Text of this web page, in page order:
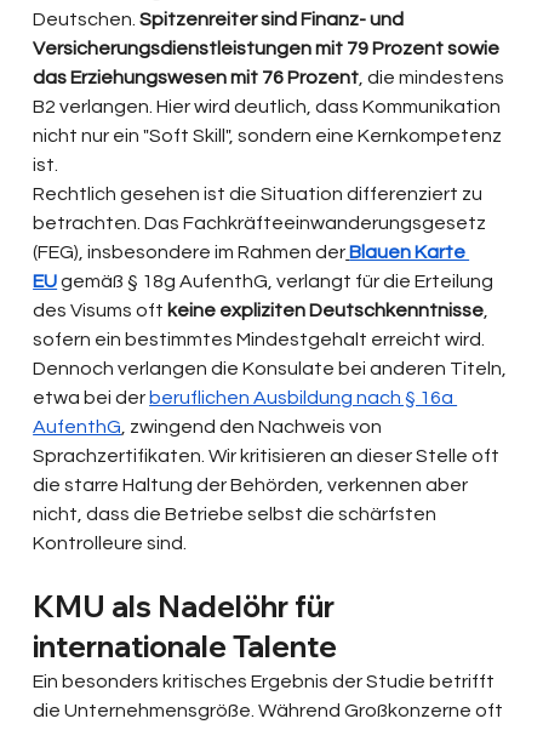
Deutschen. Spitzenreiter sind Finanz- und
Versicherungsdienstleistungen mit 79 Prozent sowie
das Erziehungswesen mit 76 Prozent , die mindestens
B2 verlangen. Hier wird deutlich, dass Kommunikation
nicht nur ein "Soft Skill", sondern eine Kernkompetenz
ist.
Rechtlich gesehen ist die Situation differenziert zu
betrachten. Das Fachkräfteeinwanderungsgesetz
(FEG), insbesondere im Rahmen der Blauen Karte
EUgemäß § 18g AufenthG, verlangt für die Erteilung
des Visums oft keine expliziten Deutschkenntnisse
sofern ein bestimmtes Mindestgehalt erreicht wird.
Dennoch verlangen die Konsulate bei anderen Titeln,
etwa bei der beruflichen Ausbildung nach § 16a
AufenthG , zwingend den Nachweis von
Sprachzertifikaten. Wir kritisieren an dieser Stelle oft
die starre Haltung der Behörden, verkennen aber
nicht, dass die Betriebe selbst die schärfsten
Kontrolleure sind.
KMU als Nadelöhr für
internationale Talente
Ein besonders kritisches Ergebnis der Studie betrifft
die Unternehmensgröße. Während Großkonzerne oft